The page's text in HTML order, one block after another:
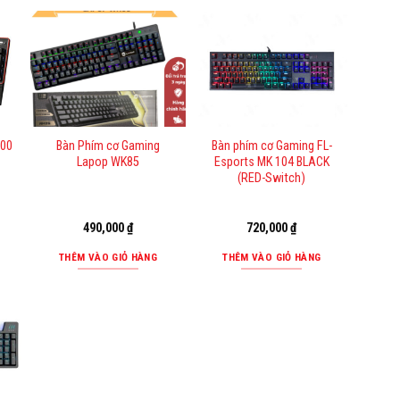
Bàn Phím cơ Gaming
Lapop WK85
490,000₫
THÊM VÀO GIỎ HÀNG
Bàn phím cơ Gaming FL-
Esports MK 104 BLACK
(RED-Switch)
720,000₫
THÊM VÀO GIỎ HÀNG